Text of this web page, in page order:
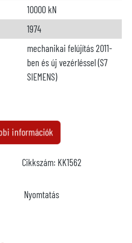
10000 kN
1974
mechanikai felújítás 2011-
ben és új vezérléssel (S7
SIEMENS)
nem áll rendelkezésre
információk
Cikkszám: KK1562
Nyomtatás